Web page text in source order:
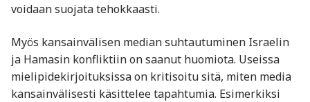
voidaan suojata tehokkaasti​.
Myös kansainvälisen median suhtautuminen Israelin
ja Hamasin konfliktiin on saanut huomiota. Useissa
mielipidekirjoituksissa on kritisoitu sitä, miten media
kansainvälisesti käsittelee tapahtumia. Esimerkiksi